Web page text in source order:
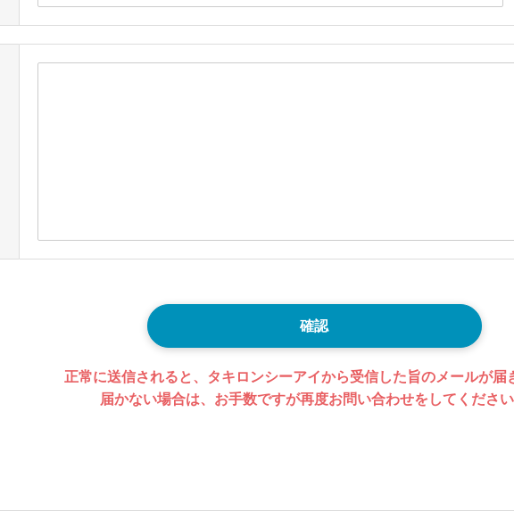
確認
正常に送信されると、タキロンシーアイから受信した旨のメールが届
届かない場合は、お手数ですが再度お問い合わせをしてくださ